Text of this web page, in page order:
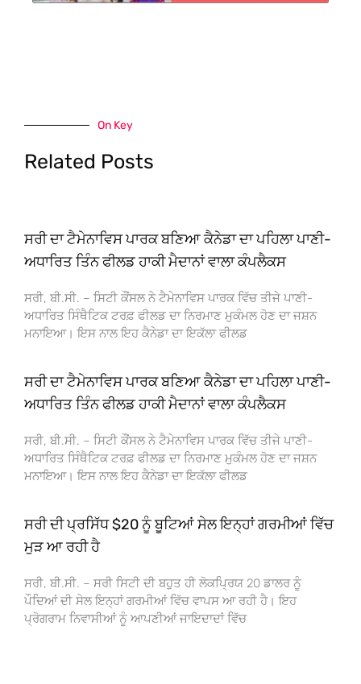
On Key
Related Posts
ਸਰੀ ਦਾ ਟੈਮੇਨਾਵਿਸ ਪਾਰਕ ਬਣਿਆ ਕੈਨੇਡਾ ਦਾ ਪਹਿਲਾ ਪਾਣੀ-
ਅਧਾਰਿਤ ਤਿੰਨ ਫੀਲਡ ਹਾਕੀ ਮੈਦਾਨਾਂ ਵਾਲਾ ਕੰਪਲੈਕਸ
ਸਰੀ, ਬੀ.ਸੀ. – ਸਿਟੀ ਕੌਂਸਲ ਨੇ ਟੈਮੇਨਾਵਿਸ ਪਾਰਕ ਵਿੱਚ ਤੀਜੇ ਪਾਣੀ-
ਅਧਾਰਿਤ ਸਿੰਥੈਟਿਕ ਟਰਫ਼ ਫੀਲਡ ਦਾ ਨਿਰਮਾਣ ਮੁਕੰਮਲ ਹੋਣ ਦਾ ਜਸ਼ਨ
ਮਨਾਇਆ। ਇਸ ਨਾਲ ਇਹ ਕੈਨੇਡਾ ਦਾ ਇਕੱਲਾ ਫੀਲਡ
ਸਰੀ ਦਾ ਟੈਮੇਨਾਵਿਸ ਪਾਰਕ ਬਣਿਆ ਕੈਨੇਡਾ ਦਾ ਪਹਿਲਾ ਪਾਣੀ-
ਅਧਾਰਿਤ ਤਿੰਨ ਫੀਲਡ ਹਾਕੀ ਮੈਦਾਨਾਂ ਵਾਲਾ ਕੰਪਲੈਕਸ
ਸਰੀ, ਬੀ.ਸੀ. – ਸਿਟੀ ਕੌਂਸਲ ਨੇ ਟੈਮੇਨਾਵਿਸ ਪਾਰਕ ਵਿੱਚ ਤੀਜੇ ਪਾਣੀ-
ਅਧਾਰਿਤ ਸਿੰਥੈਟਿਕ ਟਰਫ਼ ਫੀਲਡ ਦਾ ਨਿਰਮਾਣ ਮੁਕੰਮਲ ਹੋਣ ਦਾ ਜਸ਼ਨ
ਮਨਾਇਆ। ਇਸ ਨਾਲ ਇਹ ਕੈਨੇਡਾ ਦਾ ਇਕੱਲਾ ਫੀਲਡ
ਸਰੀ ਦੀ ਪ੍ਰਸਿੱਧ $20 ਨੂੰ ਬੂਟਿਆਂ ਸੇਲ ਇਨ੍ਹਾਂ ਗਰਮੀਆਂ ਵਿੱਚ
ਮੁੜ ਆ ਰਹੀ ਹੈ
ਸਰੀ, ਬੀ.ਸੀ. – ਸਰੀ ਸਿਟੀ ਦੀ ਬਹੁਤ ਹੀ ਲੋਕਪ੍ਰਿਯ 20 ਡਾਲਰ ਨੂੰ
ਪੌਦਿਆਂ ਦੀ ਸੇਲ ਇਨ੍ਹਾਂ ਗਰਮੀਆਂ ਵਿੱਚ ਵਾਪਸ ਆ ਰਹੀ ਹੈ। ਇਹ
ਪ੍ਰੋਗਰਾਮ ਨਿਵਾਸੀਆਂ ਨੂੰ ਆਪਣੀਆਂ ਜਾਇਦਾਦਾਂ ਵਿੱਚ